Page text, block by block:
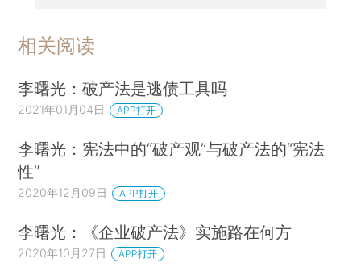
相关阅读
李曙光：破产法是逃债工具吗
2021年01月04日 APP打开
李曙光：宪法中的“破产观”与破产法的“宪法
性”
2020年12月09日 APP打开
李曙光：《企业破产法》实施路在何方
2020年10月27日 APP打开